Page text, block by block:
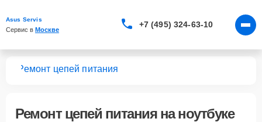
Asus Servis
Сервис в Москве
+7 (495) 324-63-10
Ремонт цепей питания
Ремонт цепей питанияна ноутбуке